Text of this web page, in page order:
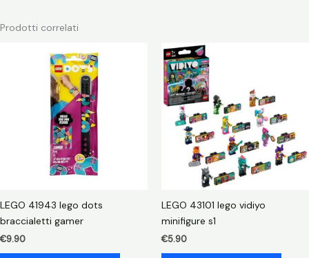
dots
Prodotti correlati
LEGO 41943 lego dots
braccialetti gamer
€9.90
LEGO 43101 lego vidiyo
minifigure s1
€5.90